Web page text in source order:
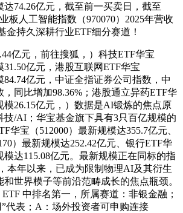
达74.26亿元，截至前一买卖日，截至
板人工智能指数（970070）2025年营收
金持久深耕行业ETF细分赛道！
亿元，前往搜狐，）科技ETF华宝
31.50亿元，港股互联网ETF华宝
84.74亿元，中证全指证券公司指数，中
同比增加98.36%；港股通立异药ETF华
模26.15亿元，）数据是AI锻炼的焦点原
技/AI；华宝基金旗下具有3只百亿规模的
宝（512000）最新规模达355.7亿元、
）最新规模达252.42亿元、银行ETF华
模达115.08亿元。最新规模正在同标的指
本年以来，已成为限制物理AI及其衍生
世界模子等前沿范畴成长的焦点瓶颈。
中排名第一，所属赛道：非银金融；
代表；A：场外投资者可申购连接